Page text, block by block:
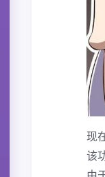
现
该